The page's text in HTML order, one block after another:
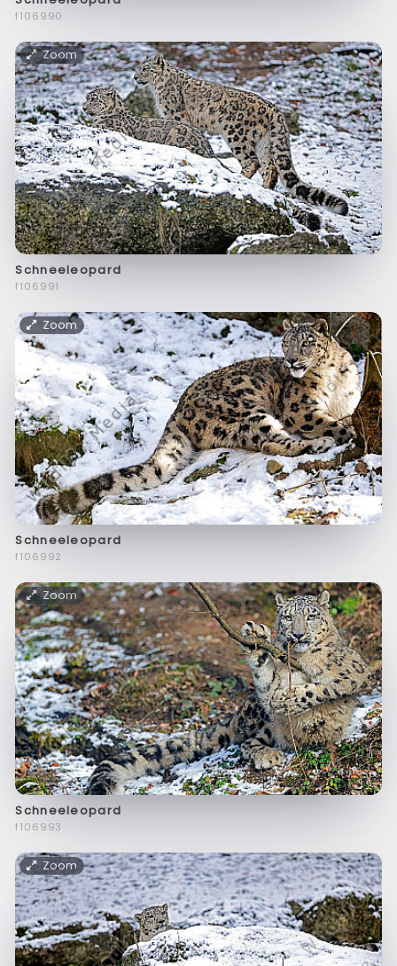
f106990
Zoom
Schneeleopard
f106991
Zoom
Schneeleopard
f106992
Zoom
Schneeleopard
f106993
Zoom